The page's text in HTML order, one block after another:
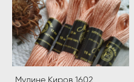
Мулине Киров 1602